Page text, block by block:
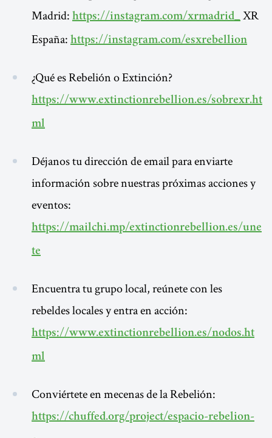
Madrid: https://instagram.com/xrmadrid_ XR
España: https://instagram.com/esxrebellion
¿Qué es Rebelión o Extinción?
https://www.extinctionrebellion.es/sobrexr.ht
ml
Déjanos tu dirección de email para enviarte
información sobre nuestras próximas acciones y
eventos:
https://mailchi.mp/extinctionrebellion.es/une
te
Encuentra tu grupo local, reúnete con les
rebeldes locales y entra en acción:
https://www.extinctionrebellion.es/nodos.ht
ml
Conviértete en mecenas de la Rebelión:
https://chuffed.org/project/espacio-rebelion-